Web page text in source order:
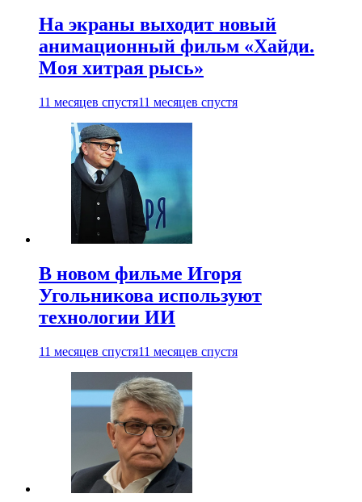
На экраны выходит новый
анимационный фильм «Хайди.
Моя хитрая рысь»
11 месяцев спустя11 месяцев спустя
В новом фильме Игоря
Угольникова используют
технологии ИИ
11 месяцев спустя11 месяцев спустя